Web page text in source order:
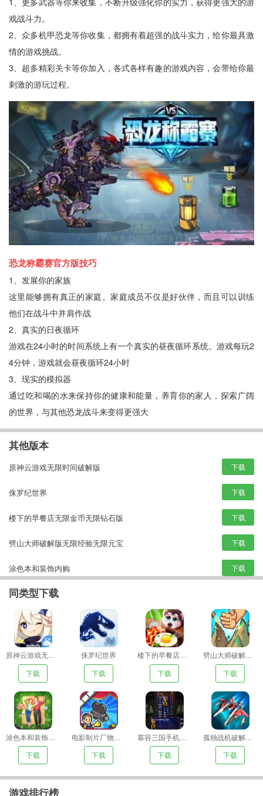
戏战斗力。
2、众多机甲恐龙等你收集，都拥有着超强的战斗实力，给你最具激
情的游戏挑战。
3、超多精彩关卡等你加入，各式各样有趣的游戏内容，会带给你最
刺激的游玩过程。
恐龙称霸赛官方版技巧
1、发展你的家族
这里能够拥有真正的家庭。家庭成员不仅是好伙伴，而且可以训练
他们在战斗中并肩作战
2、真实的日夜循环
游戏在24小时的时间系统上有一个真实的昼夜循环系统。游戏每玩2
4分钟，游戏就会昼夜循环24小时
3、现实的模拟器
通过吃和喝的水来保持你的健康和能量，养育你的家人，探索广阔
的世界，与其他恐龙战斗来变得更强大
其他版本
原神云游戏无限时间破解版 下载
侏罗纪世界 下载
楼下的早餐店无限金币无限钻石版 下载
劈山大师破解版无限经验无限元宝 下载
涂色本和装饰内购 下载
电影制片厂物语无限金币
慕容三国手机版下载 下载
孤独战机破解版无限金币无限钻石 下载
同类型下载
下载
侏罗纪世界
下载
下载
下载
下载
下载
下载
下载
游戏排行榜